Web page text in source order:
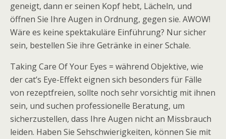
geneigt, dann er seinen Kopf hebt, Lächeln, und
öffnen Sie Ihre Augen in Ordnung, gegen sie. AWOW!
Wäre es keine spektakuläre Einführung? Nur sicher
sein, bestellen Sie ihre Getränke in einer Schale.
Taking Care Of Your Eyes = während Objektive, wie
der cat’s Eye-Effekt eignen sich besonders für Fälle
von rezeptfreien, sollte noch sehr vorsichtig mit ihnen
sein, und suchen professionelle Beratung, um
sicherzustellen, dass Ihre Augen nicht an Missbrauch
leiden. Haben Sie Sehschwierigkeiten, können Sie mit